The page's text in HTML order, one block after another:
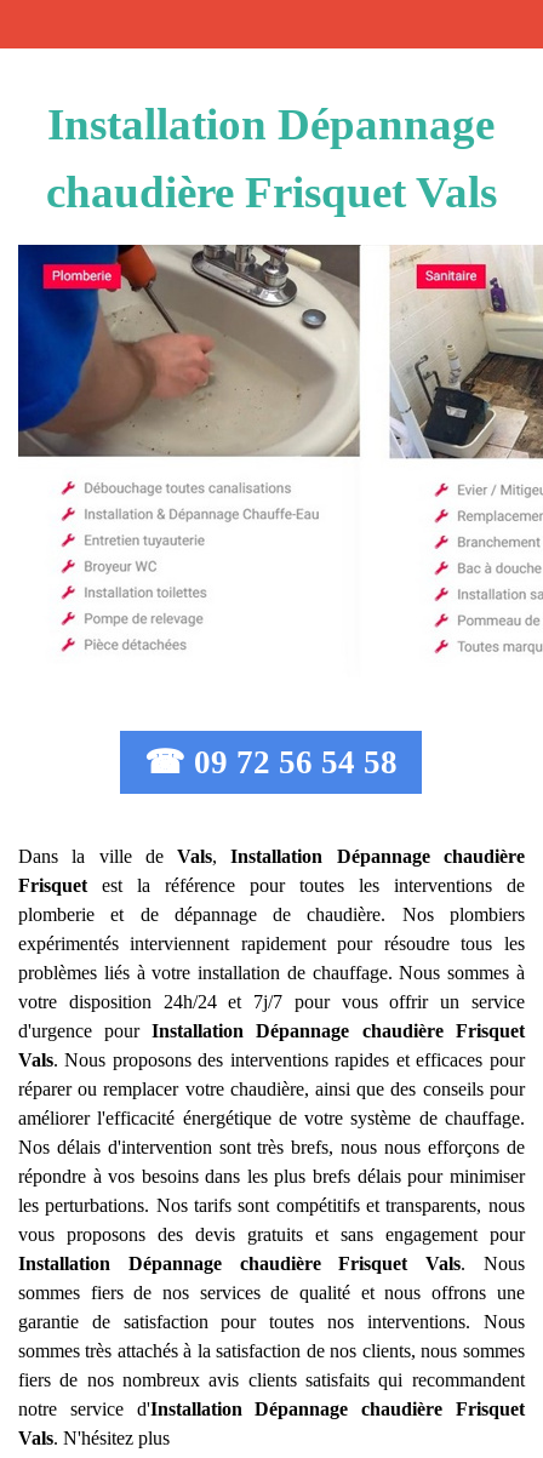
Installation Dépannage
chaudière Frisquet Vals
☎ 09 72 56 54 58
Dans la ville de Vals,Installation Dépannage chaudière
Frisquet est la référence pour toutes les interventions de
plomberie et de dépannage de chaudière. Nos plombiers
expérimentés interviennent rapidement pour résoudre tous les
problèmes liés à votre installation de chauffage. Nous sommes à
votre disposition 24h/24 et 7j/7 pour vous offrir un service
d'urgence pourInstallation Dépannage chaudière Frisquet
Vals. Nous proposons des interventions rapides et efficaces pour
réparer ou remplacer votre chaudière, ainsi que des conseils pour
améliorer l'efficacité énergétique de votre système de chauffage.
Nos délais d'intervention sont très brefs, nous nous efforçons de
répondre à vos besoins dans les plus brefs délais pour minimiser
les perturbations. Nos tarifs sont compétitifs et transparents, nous
vous proposons des devis gratuits et sans engagement pour
Installation Dépannage chaudière Frisquet
Vals. Nous
sommes fiers de nos services de qualité et nous offrons une
garantie de satisfaction pour toutes nos interventions. Nous
sommes très attachés à la satisfaction de nos clients, nous sommes
fiers de nos nombreux avis clients satisfaits qui recommandent
notre service d'Installation Dépannage chaudière Frisquet
Vals. N'hésitez plus